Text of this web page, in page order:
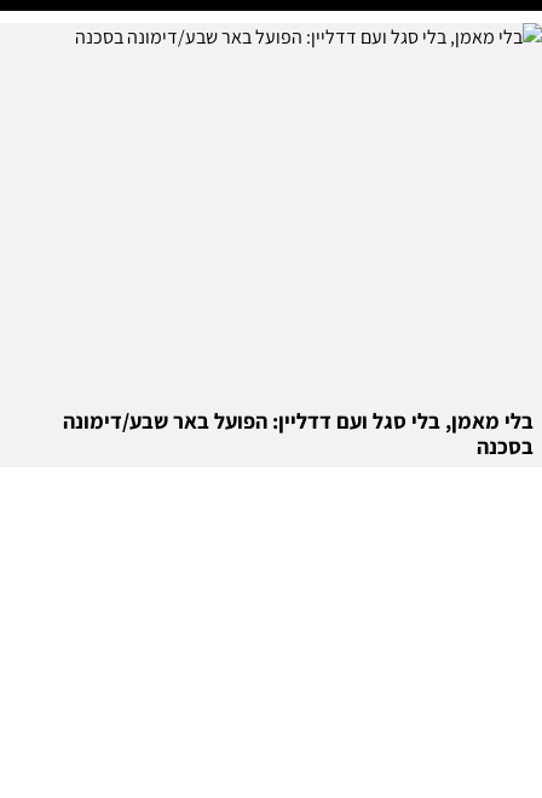
בלי מאמן, בלי סגל ועם דדליין: הפועל באר שבע/דימונה
בסכנה